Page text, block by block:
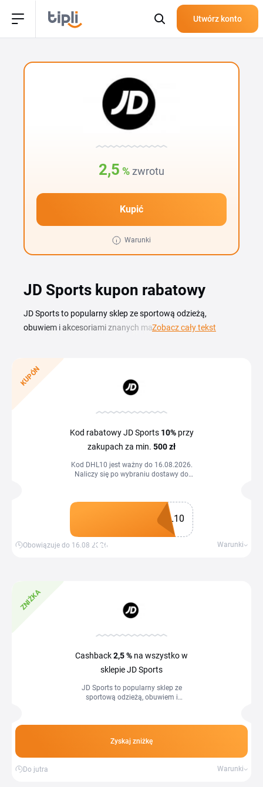
Utwórz konto
2,5 % zwrotu
Kupić
Warunki
JD Sports kupon rabatowy
JD Sports to popularny sklep ze sportową odzieżą,
obuwiem i akcesoriami znanych marek, takich jak Nike,
biegania po dresy, bluzy i piłki. Na tej stronie znajdziesz
aktualny przegląd kuponów, kodów promocyjnych oraz
informacji o trwających wyprzedażach JD Sports. Aby
skorzystać z promocji, wybierz kupon JD Sports z listy na
rabatowy. Wartość zamówienia spadnie od razu po
zatwierdzeniu. Sprawdzaj listę często, bo oferty zmieniają
się w zależności od sezonu, nowych kolekcji i bieżących
Zobacz cały tekst
KUPÓN
Kod rabatowy JD Sports 10%przy
zakupach za min. 500 zł
Kod DHL10 jest ważny do 16.08.2026.
Naliczy się po wybraniu dostawy do
Zdobądź kupon
L10
Obowiązuje do 16.08.2026 Warunki
ZNIŻKA
Cashback2,5 % na wszystko w
sklepie JD Sports
JD Sports to popularny sklep ze
sportową odzieżą, obuwiem i
rabatowy JD...
Zyskaj zniżkę
Do jutra Warunki